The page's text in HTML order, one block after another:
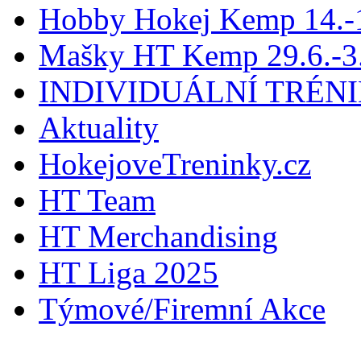
Hobby Hokej Kemp
Mašky HT Kemp 29.6.-
INDIVIDUÁLNÍ
Aktuality
HokejoveTreninky.cz
HT Team
HT Merchandising
HT Liga 2025
Týmové/Firemní Akce